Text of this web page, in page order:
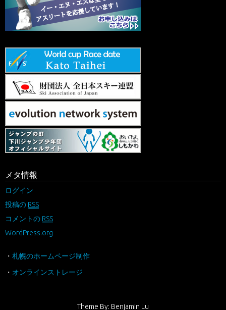
メタ情報
ログイン
投稿の RSS
コメントの RSS
WordPress.org
・ 札幌のホームページ制作
・ オンラインストレージ
Theme By: Benjamin Lu